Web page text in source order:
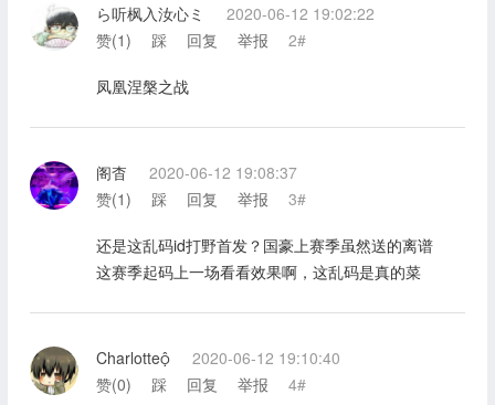
ら听枫入汝心ミ
2020-06-12 19:02:22
赞(1) 踩 回复 举报 2#
凤凰涅槃之战
阁杳
2020-06-12 19:08:37
赞(1) 踩 回复 举报 3#
还是这乱码id打野首发？国豪上赛季虽然送的离谱
这赛季起码上一场看看效果啊，这乱码是真的菜
Charlotte
2020-06-12 19:10:40
赞(0) 踩 回复 举报 4#